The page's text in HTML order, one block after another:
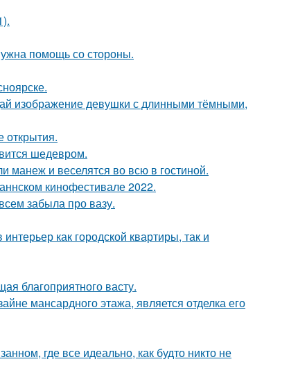
помощь со стороны.
изображение девушки с длинными тёмными,
открытия.
шедевром.
манеж и веселятся во всю в гостиной.
кинофестивале 2022.
забыла про вазу.
как городской квартиры, так и
благоприятного васту.
мансардного этажа, является отделка его
где все идеально, как будто никто не